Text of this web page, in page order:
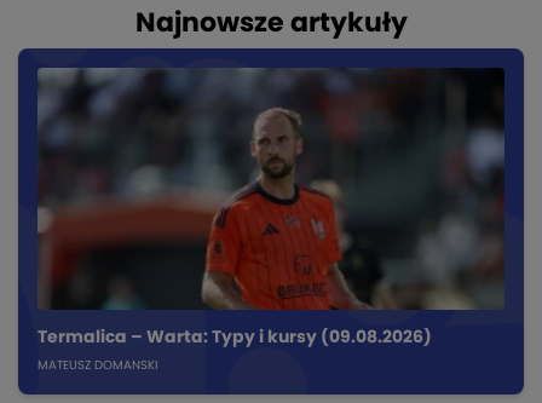
Najnowsze artykuły
Termalica – Warta: Typy i kursy (09.08.2026)
MATEUSZ DOMANSKI